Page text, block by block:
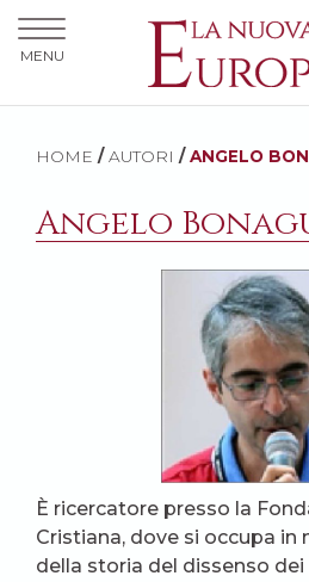
HOME / AUTORI / ANGELO
Angelo
È ricercatore presso la
Cristiana, dove si occupa
della storia del dissenso
MENU